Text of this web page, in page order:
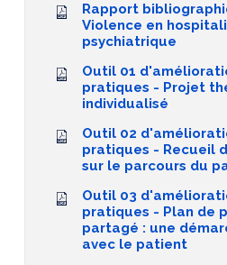
Rapport
Violence en
psychiatrique
Outil 01
pratiques - Projet
individualisé
Outil 02
pratiques - Recueil
sur le parcours du
Outil 03
pratiques - Plan de
partagé : une
avec le patient